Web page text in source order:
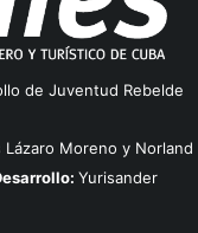
de Juventud Rebelde
Lázaro Moreno y Norland
Yurisander